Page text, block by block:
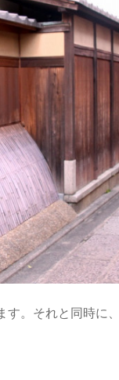
。それと同時に